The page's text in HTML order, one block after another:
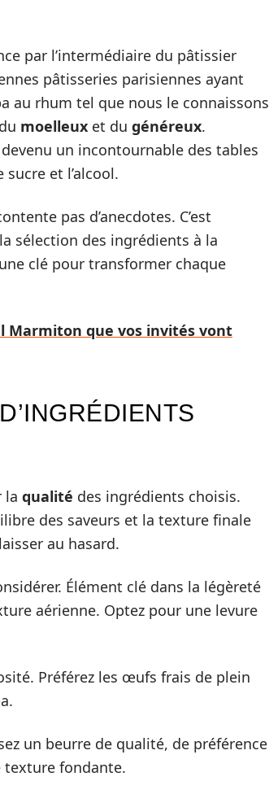
par l’intermédiaire du pâtissier
pâtisseries parisiennes ayant
au rhum tel que nous le connaissons
moelleux et du généreux.
un incontournable des tables
et l’alcool.
pas d’anecdotes. C’est
sélection des ingrédients à la
clé pour transformer chaque
Marmiton que vos invités vont
la qualité des ingrédients choisis.
des saveurs et la texture finale
au hasard.
Élément clé dans la légèreté
aérienne. Optez pour une levure
Préférez les œufs frais de plein
un beurre de qualité, de préférence
texture fondante.